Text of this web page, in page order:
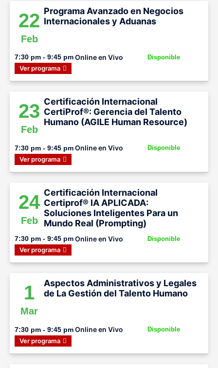
22
Feb
Programa Avanzado en Negocios
Internacionales y Aduanas
7:30 pm - 9:45 pmOnline en Vivo Disponible
Ver programa
23
Feb
Certificación Internacional
CertiProf®: Gerencia del Talento
Humano (AGILE Human Resource)
7:30 pm - 9:45 pmOnline en Vivo Disponible
Ver programa
24
Feb
Certificación Internacional
Certiprof® IA APLICADA:
Soluciones Inteligentes Para un
Mundo Real (Prompting)
7:30 pm - 9:45 pmOnline en Vivo Disponible
Ver programa
1
Mar
Aspectos Administrativos y Legales
de La Gestión del Talento Humano
7:30 pm - 9:45 pmOnline en Vivo Disponible
Ver programa